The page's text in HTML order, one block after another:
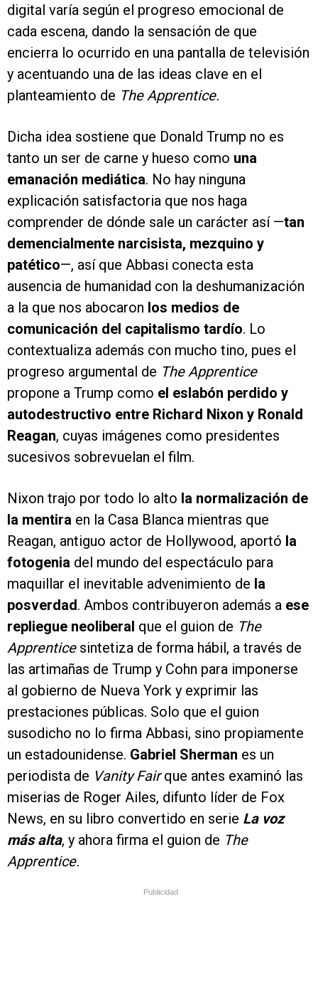
digital varía según el progreso emocional de
cada escena, dando la sensación de que
encierra lo ocurrido en una pantalla de televisión
y acentuando una de las ideas clave en el
planteamiento de The Apprentice.
Dicha idea sostiene que Donald Trump no es
tanto un ser de carne y hueso como una
emanación mediática. No hay ninguna
explicación satisfactoria que nos haga
comprender de dónde sale un carácter así —tan
demencialmente narcisista, mezquino y
patético—, así que Abbasi conecta esta
ausencia de humanidad con la deshumanización
a la que nos abocaron los medios de
comunicación del capitalismo tardío. Lo
contextualiza además con mucho tino, pues el
progreso argumental de The Apprentice
propone a Trump como el eslabón perdido y
autodestructivo entre Richard Nixon y Ronald
Reagan, cuyas imágenes como presidentes
sucesivos sobrevuelan el film.
Nixon trajo por todo lo alto la normalización de
la mentira en la Casa Blanca mientras que
Reagan, antiguo actor de Hollywood, aportó la
fotogenia del mundo del espectáculo para
maquillar el inevitable advenimiento de la
posverdad. Ambos contribuyeron además a ese
repliegue neoliberal que el guion de The
Apprenticesintetiza de forma hábil, a través de
las artimañas de Trump y Cohn para imponerse
al gobierno de Nueva York y exprimir las
prestaciones públicas. Solo que el guion
susodicho no lo firma Abbasi, sino propiamente
un estadounidense. Gabriel Sherman es un
periodista de Vanity Fairque antes examinó las
miserias de Roger Ailes, difunto líder de Fox
News, en su libro convertido en serie La voz
más alta, y ahora firma el guion de The
Apprentice.
Publicidad